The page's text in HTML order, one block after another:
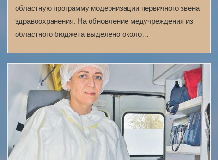
областную программу модернизации первичного звена
здравоохранения. На обновление медучреждения из
областного бюджета выделено около…